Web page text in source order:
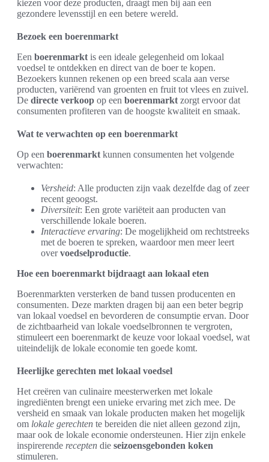
kiezen voor deze producten, draagt men bij aan een
gezondere levensstijl en een betere wereld.
Bezoek een boerenmarkt
Een boerenmarkt is een ideale gelegenheid om lokaal
voedsel te ontdekken en direct van de boer te kopen.
Bezoekers kunnen rekenen op een breed scala aan verse
producten, variërend van groenten en fruit tot vlees en zuivel.
De directe verkoop op een boerenmarkt zorgt ervoor dat
consumenten profiteren van de hoogste kwaliteit en smaak.
Wat te verwachten op een boerenmarkt
Op een boerenmarkt kunnen consumenten het volgende
verwachten:
Versheid: Alle producten zijn vaak dezelfde dag of zeer
recent geoogst.
Diversiteit: Een grote variëteit aan producten van
verschillende lokale boeren.
Interactieve ervaring: De mogelijkheid om rechtstreeks
met de boeren te spreken, waardoor men meer leert
overvoedselproductie.
Hoe een boerenmarkt bijdraagt aan lokaal eten
Boerenmarkten versterken de band tussen producenten en
consumenten. Deze markten dragen bij aan een beter begrip
van lokaal voedsel en bevorderen de consumptie ervan. Door
de zichtbaarheid van lokale voedselbronnen te vergroten,
stimuleert een boerenmarkt de keuze voor lokaal voedsel, wat
uiteindelijk de lokale economie ten goede komt.
Heerlijke gerechten met lokaal voedsel
Het creëren van culinaire meesterwerken met lokale
ingrediënten brengt een unieke ervaring met zich mee. De
versheid en smaak van lokale producten maken het mogelijk
om lokale gerechten te bereiden die niet alleen gezond zijn,
maar ook de lokale economie ondersteunen. Hier zijn enkele
inspirerende recepten die seizoensgebonden koken
stimuleren.